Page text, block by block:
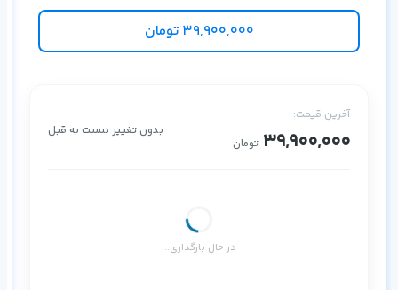
39,900,000 تومان
آخرین قیمت:
39,900,000 تومان
بدون تغییر نسبت به قبل
در حال بارگذاری...